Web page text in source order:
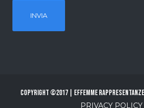
Copyright ©2017 | Effemme Rappresentanze |
PRIVACY POLICY